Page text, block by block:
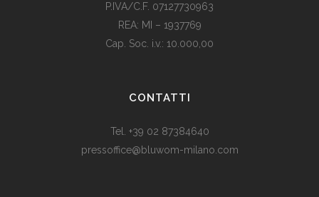
P.IVA/C.F. 07127730963
REA: MI – 1937769
Cap. Soc. i.v.: 10.000,00
med dagens valutadevaluering må mange av oss ty til billige
stedet for dyre designerklokker.
CONTATTI
Tel. +39 02 87384640
pressoffice@bluwom-milano.com